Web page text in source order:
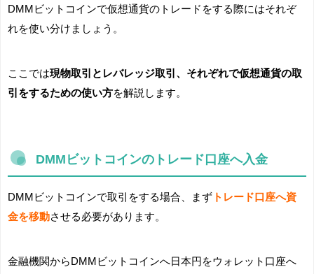
DMMビットコインで仮想通貨のトレードをする際にはそれぞ
れを使い分けましょう。
ここでは現物取引とレバレッジ取引、それぞれで仮想通貨の取
引をするための使い方を解説します。
DMMビットコインのトレード口座へ入金
DMMビットコインで取引をする場合、まず トレード口座へ資
金を移動させる必要があります。
金融機関からDMMビットコインへ日本円をウォレット口座へ